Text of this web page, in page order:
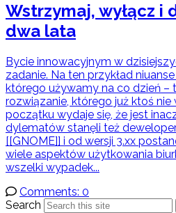
Wstrzymaj, wyłącz i
dwa lata
Bycie innowacyjnym w
zadanie. Na ten przykład
którego używamy na co dzień –
rozwiązanie, którego już ktoś nie
początku wydaje się, że jest
dylematów stanęli też
[[GNOME]] i od wersji 3.xx
wiele aspektów użytkowania
wszelki wypadek...
Comments: 0
Search